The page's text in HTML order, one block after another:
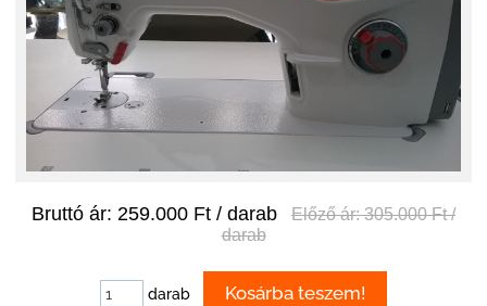
Bruttó ár: 259.000 Ft / darab
Előző ár: 305.000 Ft /
darab
darab